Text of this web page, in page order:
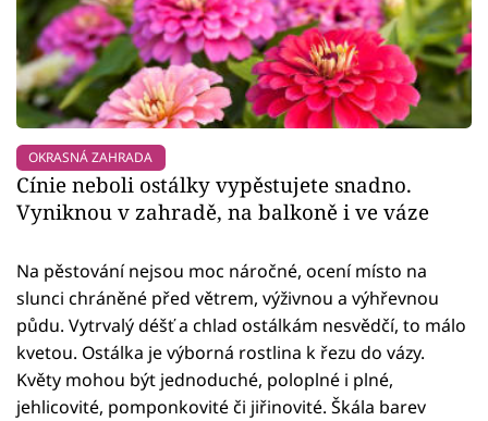
OKRASNÁ ZAHRADA
Cínie neboli ostálky vypěstujete snadno.
Vyniknou v zahradě, na balkoně i ve váze
Na pěstování nejsou moc náročné, ocení místo na
slunci chráněné před větrem, výživnou a výhřevnou
půdu. Vytrvalý déšť a chlad ostálkám nesvědčí, to málo
kvetou. Ostálka je výborná rostlina k řezu do vázy.
Květy mohou být jednoduché, poloplné i plné,
jehlicovité, pomponkovité či jiřinovité. Škála barev